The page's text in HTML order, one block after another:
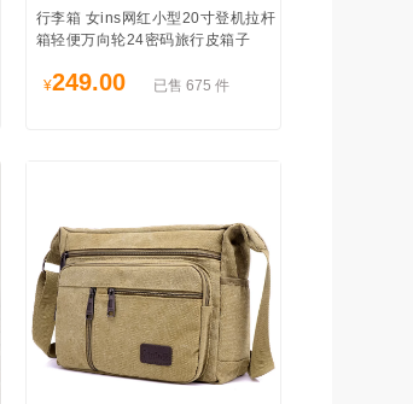
行李箱 女ins网红小型20寸登机拉杆
箱轻便万向轮24密码旅行皮箱子
¥249.00 已售 675 件